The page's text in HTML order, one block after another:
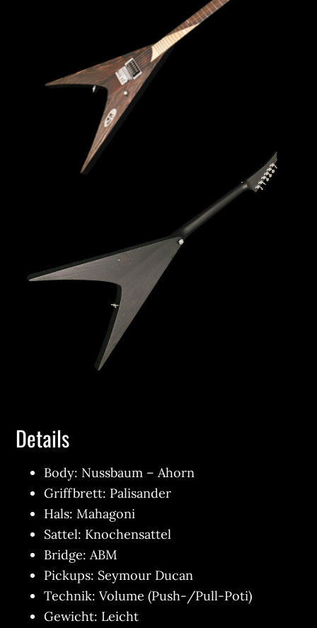
Details
Body: Nussbaum – Ahorn
Griffbrett: Palisander
Hals: Mahagoni
Sattel: Knochensattel
Bridge: ABM
Pickups: Seymour Ducan
Technik: Volume (Push-/Pull-Poti)
Gewicht: Leicht